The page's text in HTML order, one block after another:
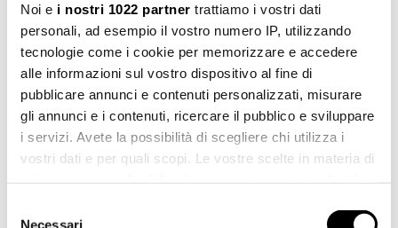
Noi e i nostri 1022 partner trattiamo i vostri dati
personali, ad esempio il vostro numero IP, utilizzando
tecnologie come i cookie per memorizzare e accedere
alle informazioni sul vostro dispositivo al fine di
pubblicare annunci e contenuti personalizzati, misurare
gli annunci e i contenuti, ricercare il pubblico e sviluppare
i servizi. Avete la possibilità di scegliere chi utilizza i
vostri dati e per quali scopi. Le vostre scelte in materia di
modificare o revocare il proprio consenso in qualsiasi
Necessari
spinta alla creazione di un ambiente raffinato in cui la storia, le
tradizioni e la modernità sembrano fondersi con grande armonia.